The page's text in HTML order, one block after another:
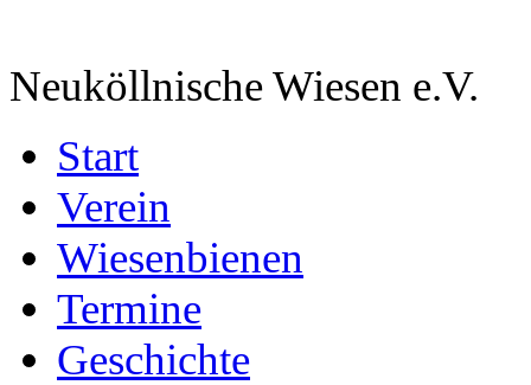
Neuköllnische Wiesen e.V.
Start
Verein
Wiesenbienen
Termine
Geschichte